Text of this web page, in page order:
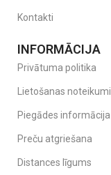
Kontakti
INFORMĀCIJA
Privātuma politika
Lietošanas noteikumi
Piegādes informācija
Preču atgriešana
Distances līgums